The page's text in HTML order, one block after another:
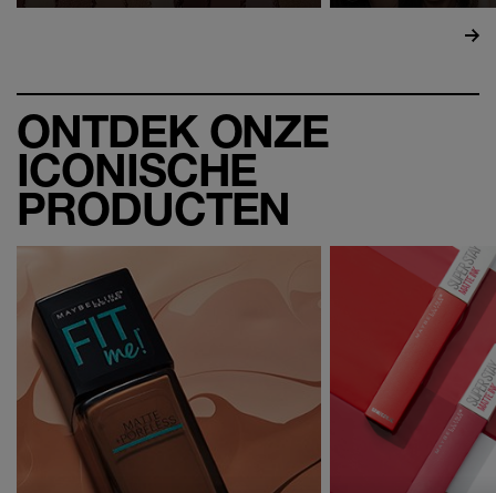
ONTDEK ONZE
ICONISCHE
PRODUCTEN